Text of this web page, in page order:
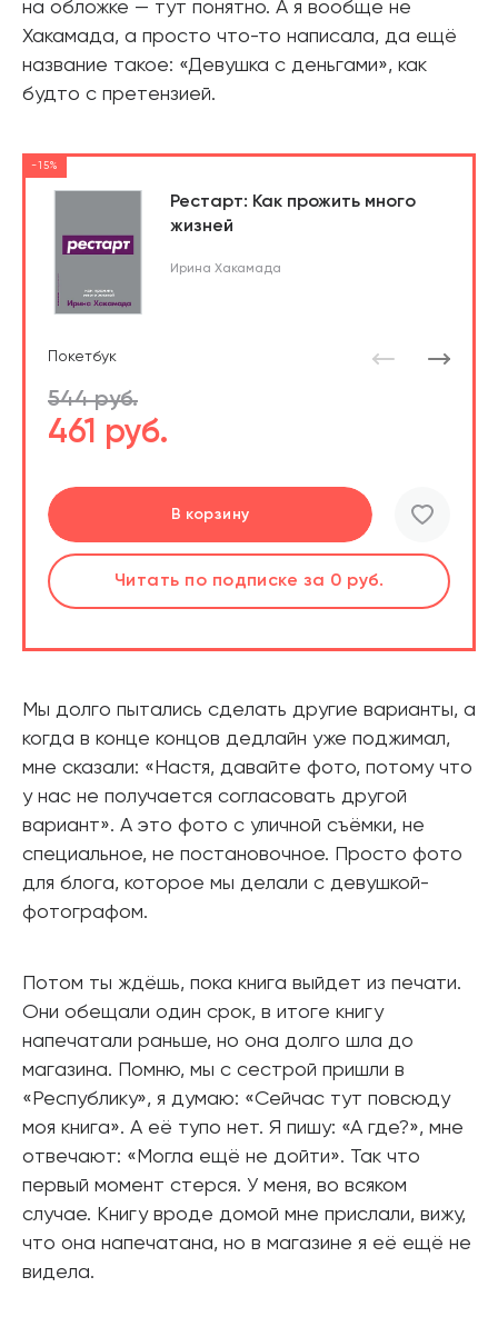
на обложке — тут понятно. А я вообще не
Хакамада, а просто что-то написала, да ещё
название такое: «Девушка с деньгами», как
будто с претензией.
-15%
Рестарт: Как прожить много
жизней
Ирина Хакамада
Покетбук
544 руб.
461 руб.
В корзину
В корзине
Читать по подписке за 0 руб.
В корзину
В корзине
Читать по подписке за 0 руб.
Перейти
Читать по подписке за 0 руб.
Перейти
Слушатьпо подпискеза 0 руб.
Мы долго пытались сделать другие варианты, а
когда в конце концов дедлайн уже поджимал,
мне сказали: «Настя, давайте фото, потому что
у нас не получается согласовать другой
вариант». А это фото с уличной съёмки, не
специальное, не постановочное. Просто фото
для блога, которое мы делали с девушкой-
фотографом.
Потом ты ждёшь, пока книга выйдет из печати.
Они обещали один срок, в итоге книгу
напечатали раньше, но она долго шла до
магазина. Помню, мы с сестрой пришли в
«Республику», я думаю: «Сейчас тут повсюду
моя книга». А её тупо нет. Я пишу: «А где?», мне
отвечают: «Могла ещё не дойти». Так что
первый момент стерся. У меня, во всяком
случае. Книгу вроде домой мне прислали, вижу,
что она напечатана, но в магазине я её ещё не
видела.